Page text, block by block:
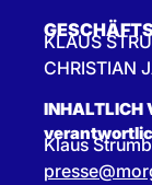
KLAUS
CHRISTIAN
INHALTLICH
Klaus